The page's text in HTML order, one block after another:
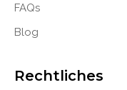
FAQs
Blog
Rechtliches